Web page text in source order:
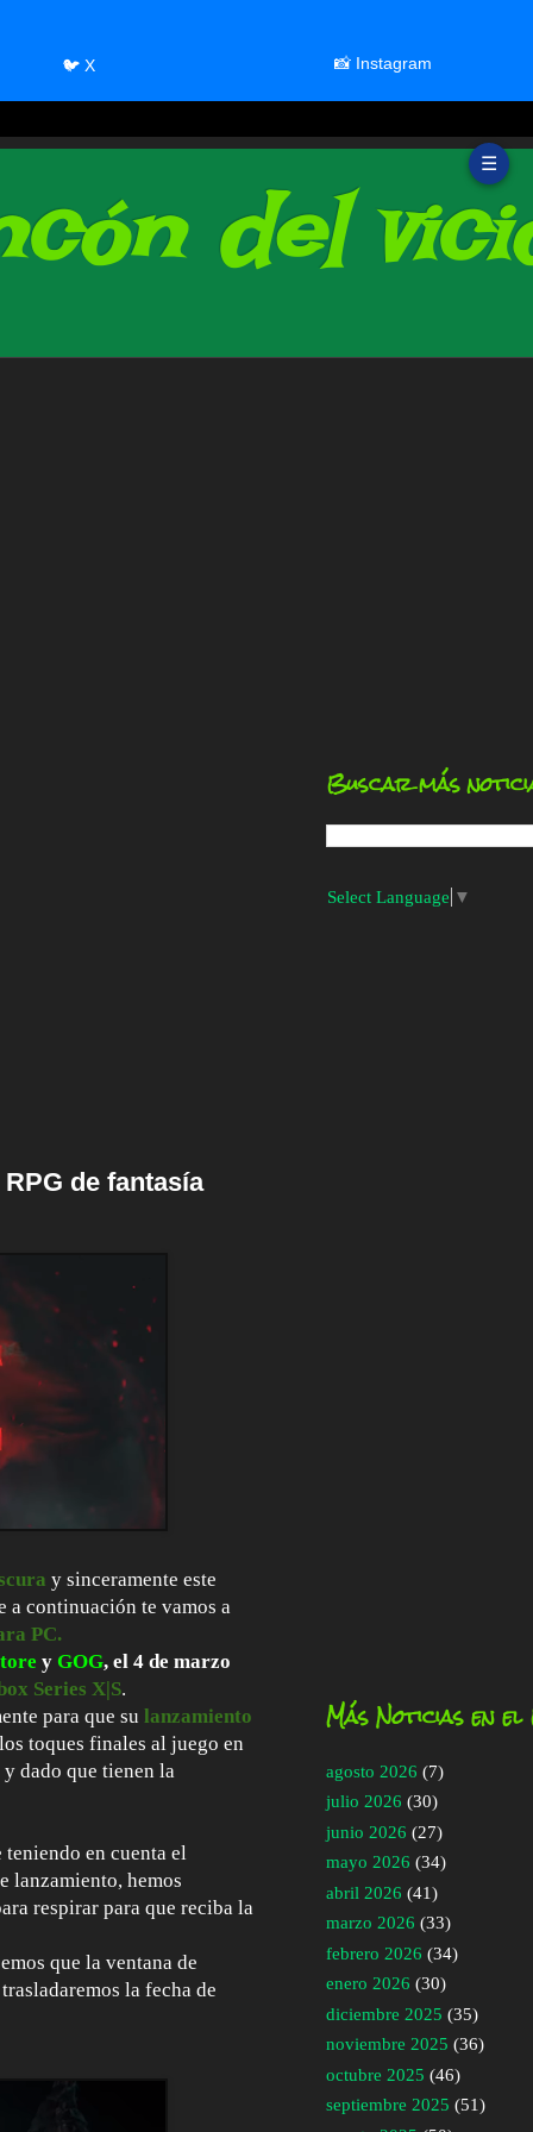
☰
del
🐦 X 📸 Instagram
de fantasía
y sinceramente este
a continuación te vamos a
PC.
y GOG, el 4 de marzo
Series X|S.
para que su lanzamiento
toques finales al juego en
dado que tienen la
en cuenta el
lanzamiento, hemos
respirar para que reciba la
que la ventana de
la fecha de
Buscar más
Select Language ▼
Más Noticias en
agosto 2026 (7)
julio 2026 (30)
junio 2026 (27)
mayo 2026 (34)
abril 2026 (41)
marzo 2026 (33)
febrero 2026 (34)
enero 2026 (30)
diciembre 2025 (35)
noviembre 2025 (36)
octubre 2025 (46)
septiembre 2025 (51)